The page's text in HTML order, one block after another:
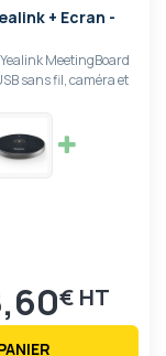
+ Ecran -
MeetingBoard
sans fil, caméra et
€